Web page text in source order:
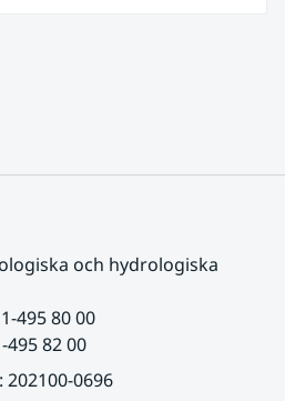
och hydrologiska
495 80 00
82 00
0696